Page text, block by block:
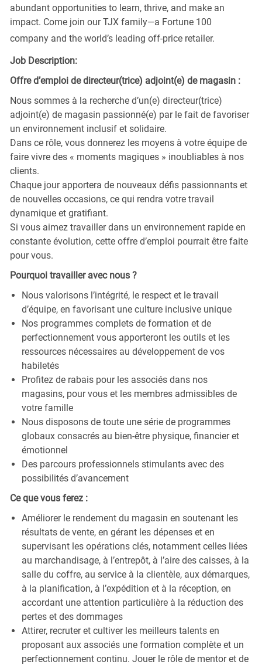
abundant opportunities to learn, thrive, and make an
impact. Come join our TJX family—a Fortune 100
company and the world’s leading off-price retailer.
Job Description:
Offre d’emploi de directeur(trice) adjoint(e) de magasin :
Nous sommes à la recherche d’un(e) directeur(trice)
adjoint(e) de magasin passionné(e) par le fait de favoriser
un environnement inclusif et solidaire.
Dans ce rôle, vous donnerez les moyens à votre équipe de
faire vivre des « moments magiques » inoubliables à nos
clients.
Chaque jour apportera de nouveaux défis passionnants et
de nouvelles occasions, ce qui rendra votre travail
dynamique et gratifiant.
Si vous aimez travailler dans un environnement rapide en
constante évolution, cette offre d’emploi pourrait être faite
pour vous.
Pourquoi travailler avec nous ?
Nous valorisons l’intégrité, le respect et le travail
d’équipe, en favorisant une culture inclusive unique
Nos programmes complets de formation et de
perfectionnement vous apporteront les outils et les
ressources nécessaires au développement de vos
habiletés
Profitez de rabais pour les associés dans nos
magasins, pour vous et les membres admissibles de
votre famille
Nous disposons de toute une série de programmes
globaux consacrés au bien-être physique, financier et
émotionnel
Des parcours professionnels stimulants avec des
possibilités d’avancement
Ce que vous ferez :
Améliorer le rendement du magasin en soutenant les
résultats de vente, en gérant les dépenses et en
supervisant les opérations clés, notamment celles liées
au marchandisage, à l’entrepôt, à l’aire des caisses, à la
salle du coffre, au service à la clientèle, aux démarques,
à la planification, à l’expédition et à la réception, en
accordant une attention particulière à la réduction des
pertes et des dommages
Attirer, recruter et cultiver les meilleurs talents en
proposant aux associés une formation complète et un
perfectionnement continu. Jouer le rôle de mentor et de